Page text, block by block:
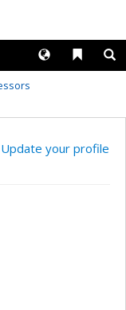
Liens
Langues
Update your profile